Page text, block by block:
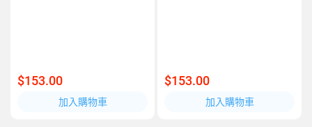
$153.00
加入購物車
$153.00
加入購物車